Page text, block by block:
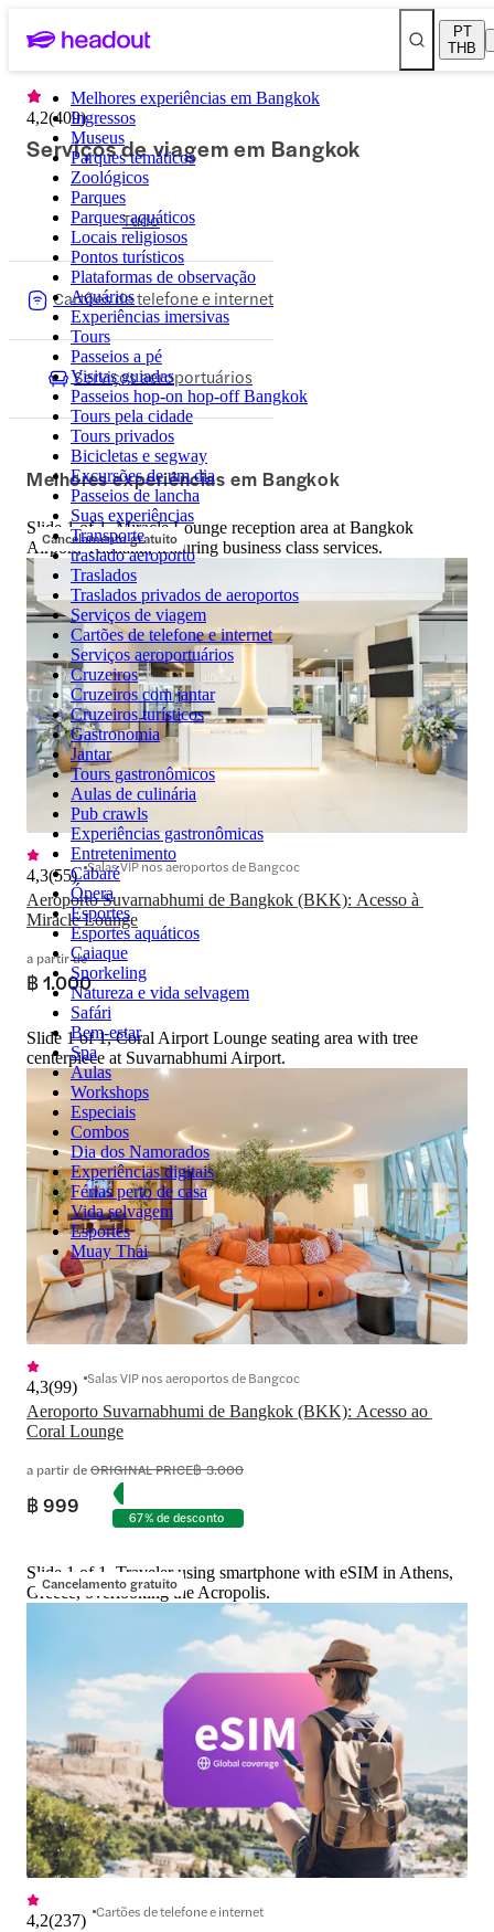
PT
THB
Melhores experiências em Bangkok
Ingressos
Museus
Parques temáticos
Zoológicos
Parques
Parques aquáticos
Locais religiosos
Pontos turísticos
Plataformas de observação
Aquários
Experiências imersivas
Tours
Passeios a pé
Visitas guiadas
Passeios hop-on hop-off Bangkok
Tours pela cidade
Tours privados
Bicicletas e segway
Excursões de um dia
Passeios de lancha
Suas experiências
Transporte
traslado aeroporto
Traslados
Traslados privados de aeroportos
Serviços de viagem
Cartões de telefone e internet
Serviços aeroportuários
Cruzeiros
Cruzeiros com jantar
Cruzeiros turísticos
Gastronomia
Jantar
Tours gastronômicos
Aulas de culinária
Pub crawls
Experiências gastronômicas
Entretenimento
Cabaré
Ópera
Esportes
Esportes aquáticos
Caiaque
Snorkeling
Natureza e vida selvagem
Safári
Bem-estar
Spa
Aulas
Workshops
Especiais
Combos
Dia dos Namorados
Experiências digitais
Férias perto de casa
Vida selvagem
Esportes
Muay Thai
4,2(409)
Serviços de viagem em Bangkok
Tudo
Cartões de telefone e internet
Serviços aeroportuários
Melhores experiências em Bangkok
Cancelamento gratuito
Slide 1 of 1, Miracle Lounge reception area at Bangkok
Airport, Thailand, featuring business class services.
Aeroporto Suvarnabhumi de Bangkok (BKK): Acesso à
Miracle Lounge
4,3(55) Salas VIP nos aeroportos de Bangcoc
a partir de
฿ 1.000
Slide 1 of 1, Coral Airport Lounge seating area with tree
centerpiece at Suvarnabhumi Airport.
Aeroporto Suvarnabhumi de Bangkok (BKK): Acesso ao
Coral Lounge
4,3(99) Salas VIP nos aeroportos de Bangcoc
a partir deORIGINAL PRICE฿ 3.000
฿ 999 67% de desconto
Cancelamento gratuito
Slide 1 of 1, Traveler using smartphone with eSIM in Athens,
Greece, overlooking the Acropolis.
4,2(237) Cartões de telefone e internet